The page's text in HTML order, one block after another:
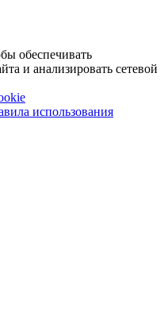
обеспечивать
и анализировать сетевой
использования